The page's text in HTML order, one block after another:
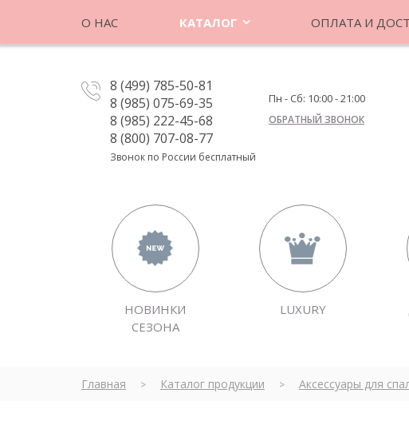
О НАС КАТАЛОГ ОПЛАТА И
8 (499) 785-50-81
8 (985) 075-69-35
8 (985) 222-45-68
8 (800) 707-08-77
Звонок по России бесплатный
Пн - Сб: 10:00 - 21:00
ОБРАТНЫЙ ЗВОНОК
НОВИНКИ
СЕЗОНА
LUXURY
Главная > Каталог продукции > Аксессуары для